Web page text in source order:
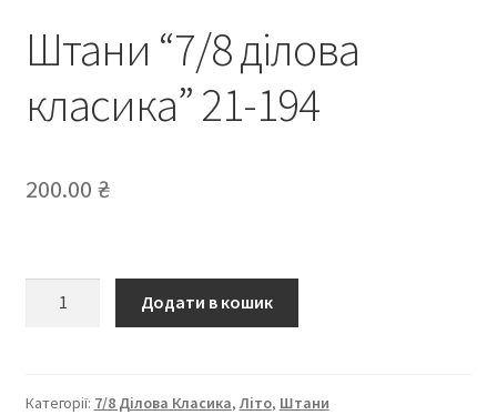
Штани “7/8 ділова
класика” 21-194
200.00 ₴
21-
Додати в кошик
Категорії: 7/8 Ділова Класика,Літо, Штани